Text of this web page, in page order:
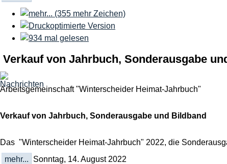
Verkauf von Jahrbuch, Sonderausgabe
Arbeitsgemeinschaft "Winterscheider Heimat-Jahrbuch"
Verkauf von Jahrbuch, Sonderausgabe und Bildband
Das "Winterscheider Heimat-Jahrbuch" 2022, die
mehr...
Sonntag, 14. August 2022